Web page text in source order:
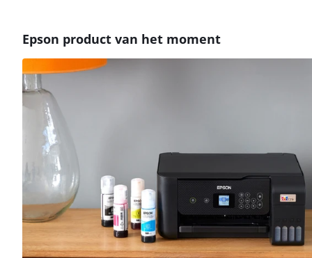
Epson product van het moment
Beoordeling is 8,1 van de 10, gebaseerd op 108 reviews.